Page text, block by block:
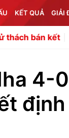
KẾT QUẢ GIẢI
Romano tiết
4-